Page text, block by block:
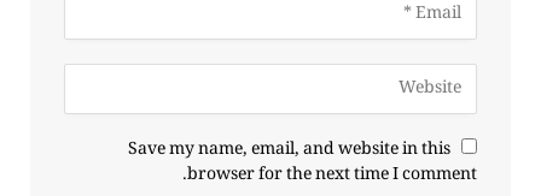
Save my name, email, and website in this
browser for the next time I comment.